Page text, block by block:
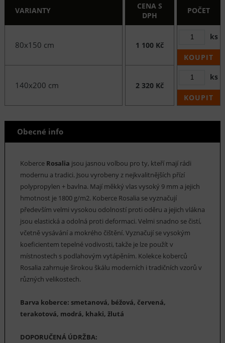
VARIANTY
CENA S
DPH
POČET
80x150 cm 1 100 Kč
ks
KOUPIT
140x200 cm 2 320 Kč
ks
KOUPIT
Obecné info
Koberce Rosalia jsou jasnou volbou pro ty, kteří mají rádi
modernu a tradici. Jsou vyrobeny z nejkvalitnějších přízí
polypropylen + bavlna. Mají měkký vlas vysoký 9 mm a jejich
hmotnost je 1800 g/m2. Koberce Rosalia se vyznačují
především velmi vysokou odolností proti oděru a jejich vlákna
jsou elastická a odolná proti deformaci. Velmi snadno se čistí,
včetně vysávání a mokrého čištění. Vyznačují se vysokým
koeficientem tepelné vodivosti, takže je lze použít v
místnostech s podlahovým vytápěním. Kolekce koberců
Rosalia zahrnuje širokou škálu moderních i tradičních vzorů v
různých velikostech.
Barva koberce: smetanová, béžová, červená,
terakotová, modrá, khaki, žlutá
DOPORUČENÁ ÚDRŽBA: